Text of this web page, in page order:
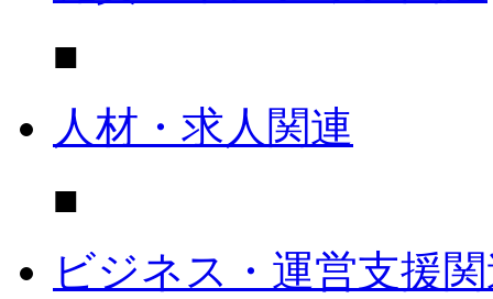
■
人材・求人関連
■
ビジネス・運営支援